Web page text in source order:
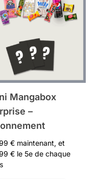
Mangabox
–
€ maintenant, et
€ le 5e de chaque